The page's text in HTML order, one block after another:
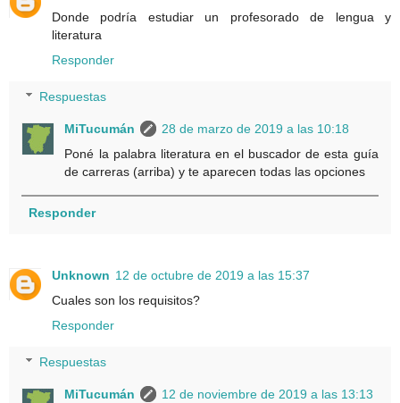
Donde podría estudiar un profesorado de lengua y
literatura
Responder
Respuestas
MiTucumán
28 de marzo de 2019 a las 10:18
Poné la palabra literatura en el buscador de esta guía
de carreras (arriba) y te aparecen todas las opciones
Responder
Unknown 12 de octubre de 2019 a las 15:37
Cuales son los requisitos?
Responder
Respuestas
MiTucumán
12 de noviembre de 2019 a las 13:13